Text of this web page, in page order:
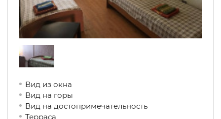
Вид из окна
Вид на горы
Вид на достопримечательность
Терраса